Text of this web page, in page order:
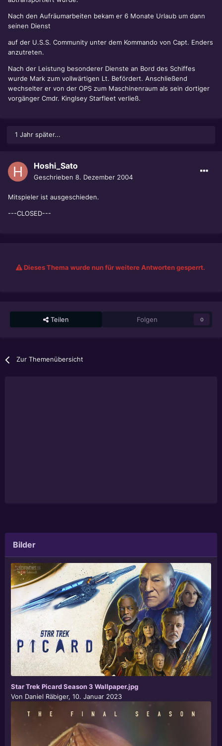
Nach den Aufräumarbeiten bekam er 6 Monate Urlaub um dann
seinen Dienst
auf der U.S.S. Community unter dem Kommando von Capt. Enders
anzutreten.
Nach der Leistung besonderer Dienste an Bord des Schiffes
wurde Mark zum vollwärtigen Lt. Befördert. Anschließend
wechselter er von der OPS zum Maschinenraum als sein dortiger
vorgänger Cmdr. Kinglsey Starfleet verließ.
1 Jahr später...
Hoshi_Sato
Geschrieben 8. Dezember 2004
Mitspieler ist ausgeschieden.
---CLOSED---
Dieses Thema wurde nun für weitere Antworten gesperrt.
Teilen Folgen 0
Zur Themenübersicht
Bilder
Star Trek Picard Season 3 Wallpaper.jpg
Von Daniel Räbiger, 10. Januar 2023